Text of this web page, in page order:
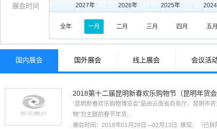
综合、跨行业类 其他行业
展会时间 2027年 2026年 2025年
全年 一月 二月 三月 四月 五
国内展会 国外展会 线上展会 会议活
2018第十二届昆明新春欢乐购物节（昆明年货
“昆明新春欢乐购物博览会”是由云南省商务厅、昆明市
物”为主题的春节年货...
展会时间：2018年01月29日—02月13日 展馆：
（已